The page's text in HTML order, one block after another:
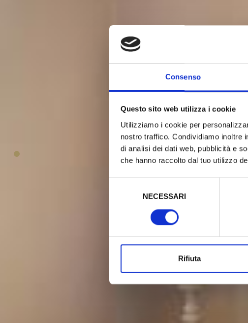
Consenso
Questo sito web utilizza i cookie
Utilizziamo i cookie per
nostro traffico. Condividiamo inoltre
di analisi dei dati web, pubblicità e
che hanno raccolto dal tuo utilizzo
NECESSARI
Rifiuta